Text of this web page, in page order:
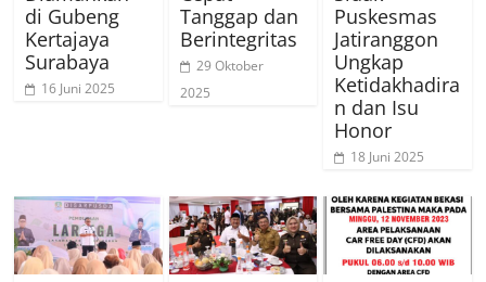
di Gubeng
Kertajaya
Surabaya
16 Juni 2025
Tanggap dan
Berintegritas
29 Oktober
2025
Puskesmas
Jatiranggon
Ungkap
Ketidakhadira
n dan Isu
Honor
18 Juni 2025